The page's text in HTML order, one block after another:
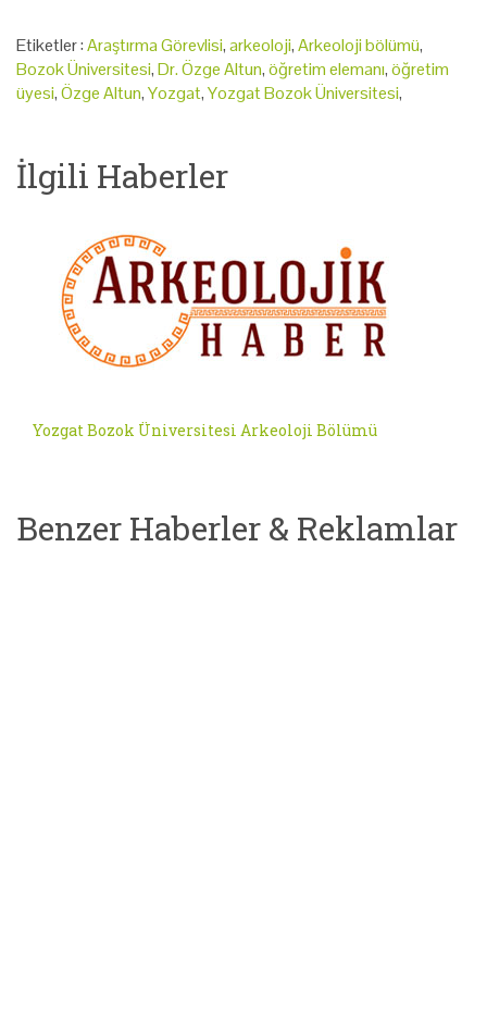
Etiketler :Araştırma Görevlisi,arkeoloji,Arkeoloji bölümü,
Bozok Üniversitesi,Dr. Özge Altun,öğretim elemanı,öğretim
üyesi,Özge Altun,Yozgat,Yozgat Bozok Üniversitesi,
İlgili Haberler
Yozgat Bozok Üniversitesi Arkeoloji Bölümü
Benzer Haberler & Reklamlar